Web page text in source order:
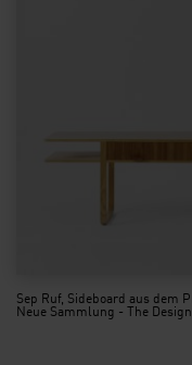
Sep Ruf, Sideboard aus dem
Neue Sammlung - The